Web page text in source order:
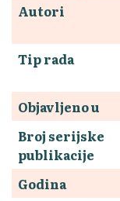
Autori
Tip rada
Objavljeno u
Broj serijske
publikacije
Godina